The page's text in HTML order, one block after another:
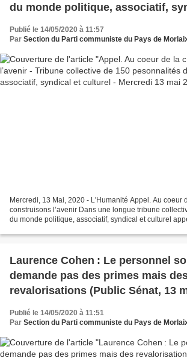
du monde politique, associatif,
Publié le 14/05/2020 à 11:57
Par Section du Parti communiste du Pays de
Mercredi, 13 Mai, 2020 - L'Humanité Appel. Au coeur
construisons l’avenir Dans une longue tribune
du monde politique, associatif, syndical et culturel
Laurence Cohen : Le personnel soignant ne
demande pas des primes mais
revalorisations (Public Sénat, 13
Publié le 14/05/2020 à 11:51
Par Section du Parti communiste du Pays de